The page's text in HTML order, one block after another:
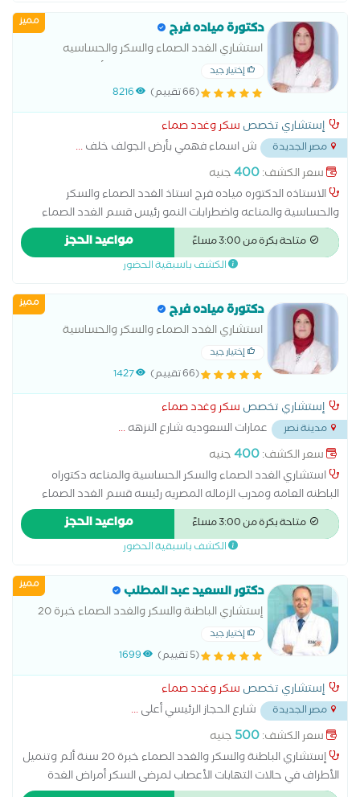
الضعف الجنسى الناتج عن مرض السكر علاج سكر الحمل علاج قصر
القامة وتأخر البلوغ علاج مرض السكر متابعة سكر الحمل مضاعفات
مرض السكر
مميز دكتورة مياده فرج
استشاري الغدد الصماء والسكر والحساسيه
والمناعه والباطنه العامه جامعة الأزهر دكتوراه
الأمراض الباطنيه رئيسه قسم الغدد الصماء
إختيار جيد
(66 تقييم) 8216
إستشاري تخصص سكر وغدد صماء
مصر الجديدة ش اسماء فهمي بأرض الجولف خلف...
سعر الكشف:400جنيه
الاستاذه الدكتوره مياده فرج استاذ الغدد الصماء والسكر
والحساسية والمناعه واضطرابات النمو رئيس قسم الغدد الصماء
والسكر والباطنه مستشفى المطربة التعليمي استاذة جامعه الازهر
دكتوراه الأمراض الباطنيه استاذه تأخر نمو الأطفال والأمراض المناعيه
متاحة بكرة من 3:00 مساءً مواعيد الحجز
الكشف باسبقية الحضور
مميز دكتورة مياده فرج
استشاري الغدد الصماء والسكر والحساسية
والمناعه دكتوراه الباطنه العامه ومدرب الزماله
المصريه ورئيسه قسم الغدد الصماء والسكر
إختيار جيد
(66 تقييم) 1427
إستشاري تخصص سكر وغدد صماء
مدينة نصر عمارات السعوديه شارع النزهه...
سعر الكشف:400جنيه
استشاري الغدد الصماء والسكر الحساسية والمناعه دكتوراه
الباطنه العامه ومدرب الزماله المصريه رئيسه قسم الغدد الصماء
والسكر مستشفى المطربة التعليمي
متاحة بكرة من 3:00 مساءً مواعيد الحجز
الكشف باسبقية الحضور
مميز دكتور السعيد عبد المطلب
إستشاري الباطنة والسكر والغدد الصماء خبرة 20
سنةإختيار جيد
(5 تقييم) 1699
إستشاري تخصص سكر وغدد صماء
مصر الجديدة شارع الحجاز الرئيسي أعلى...
سعر الكشف:500 جنيه
إستشاري الباطنة والسكر والغدد الصماء خبرة 20 سنة ألم وتنميل
الأطراف في حالات التهابات الأعصاب لمرضى السكر أمراض الغدة